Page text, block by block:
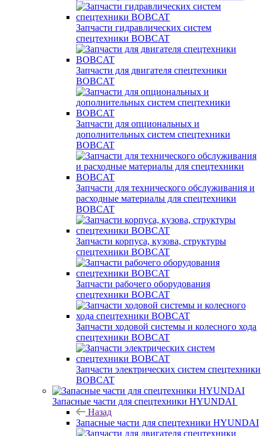
Запчасти гидравлических систем
спецтехники BOBCAT
Запчасти для двигателя спецтехники
BOBCAT
Запчасти для опциональных и
дополнительных систем спецтехники
BOBCAT
Запчасти для технического обслуживания и
расходные материалы для спецтехники
BOBCAT
Запчасти корпуса, кузова, структуры
спецтехники BOBCAT
Запчасти рабочего оборудования
спецтехники BOBCAT
Запчасти ходовой системы и колесного хода
спецтехники BOBCAT
Запчасти электрических систем спецтехники
BOBCAT
Запасные части для спецтехники HYUNDAI
Назад
Запасные части для спецтехники HYUNDAI